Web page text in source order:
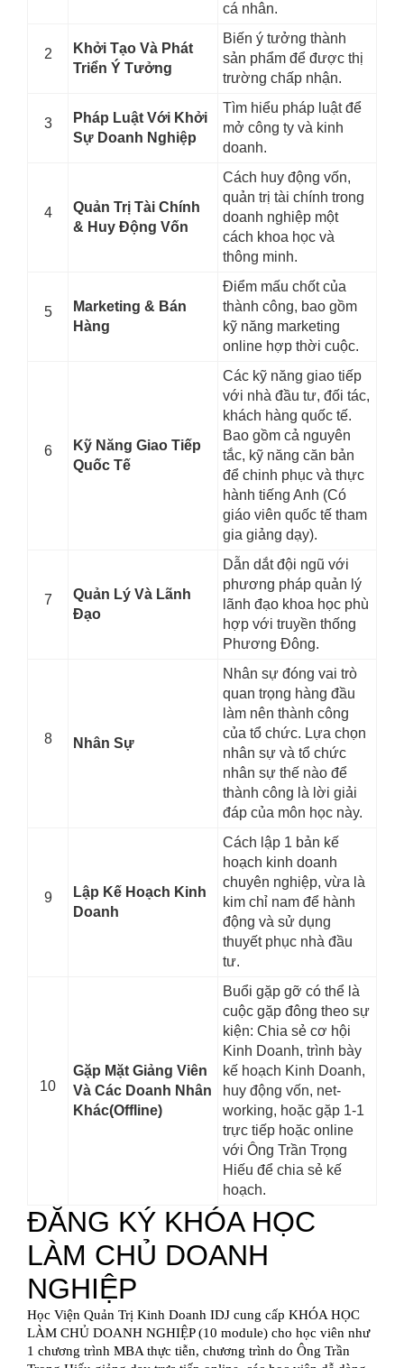
cá nhân.
2
Khởi Tạo Và Phát
Triển Ý Tưởng
Biến ý tưởng thành
sản phẩm để được thị
trường chấp nhận.
3
Pháp Luật Với Khởi
Sự Doanh Nghiệp
Tìm hiểu pháp luật để
mở công ty và kinh
doanh.
4
Quản Trị Tài Chính
& Huy Động Vốn
Cách huy động vốn,
quản trị tài chính trong
doanh nghiệp một
cách khoa học và
thông minh.
5
Marketing & Bán
Hàng
Điểm mấu chốt của
thành công, bao gồm
kỹ năng marketing
online hợp thời cuộc.
6
Kỹ Năng Giao Tiếp
Quốc Tế
Các kỹ năng giao tiếp
với nhà đầu tư, đối tác,
khách hàng quốc tế.
Bao gồm cả nguyên
tắc, kỹ năng căn bản
để chinh phục và thực
hành tiếng Anh (Có
giáo viên quốc tế tham
gia giảng dạy).
7
Quản Lý Và Lãnh
Đạo
Dẫn dắt đội ngũ với
phương pháp quản lý
lãnh đạo khoa học phù
hợp với truyền thống
Phương Đông.
8 Nhân Sự
Nhân sự đóng vai trò
quan trọng hàng đầu
làm nên thành công
của tổ chức. Lựa chọn
nhân sự và tổ chức
nhân sự thế nào để
thành công là lời giải
đáp của môn học này.
9
Lập Kế Hoạch Kinh
Doanh
Cách lập 1 bản kế
hoạch kinh doanh
chuyên nghiệp, vừa là
kim chỉ nam để hành
động và sử dụng
thuyết phục nhà đầu
tư.
10
Gặp Mặt Giảng Viên
Và Các Doanh Nhân
Khác(Offline)
Buổi gặp gỡ có thể là
cuộc gặp đông theo sự
kiện: Chia sẻ cơ hội
Kinh Doanh, trình bày
kế hoạch Kinh Doanh,
huy động vốn, net-
working, hoặc gặp 1-1
trực tiếp hoặc online
với Ông Trần Trọng
Hiếu để chia sẻ kế
hoạch.